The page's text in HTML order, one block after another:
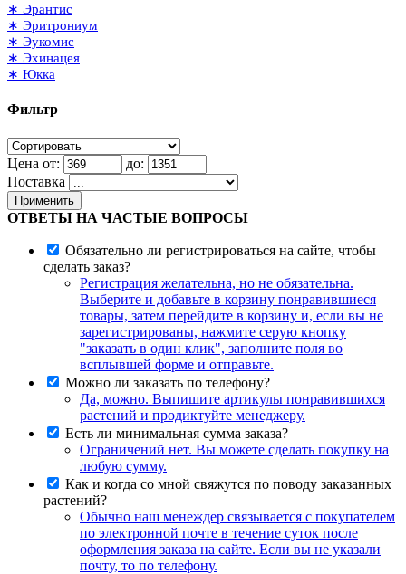
∗ Эрантис
∗ Эритрониум
∗ Эукомис
∗ Эхинацея
∗ Юкка
Фильтр
Цена от:
до:
Поставка
Применить
ОТВЕТЫ НА ЧАСТЫЕ ВОПРОСЫ
Обязательно ли регистрироваться на сайте, чтобы
сделать заказ?
Регистрация желательна, но не обязательна.
Выберите и добавьте в корзину понравившиеся
товары, затем перейдите в корзину и, если вы не
зарегистрированы, нажмите серую кнопку
"заказать в один клик", заполните поля во
всплывшей форме и отправьте.
Можно ли заказать по телефону?
Да, можно. Выпишите артикулы понравившихся
растений и продиктуйте менеджеру.
Есть ли минимальная сумма заказа?
Ограничений нет. Вы можете сделать покупку на
любую сумму.
Как и когда со мной свяжутся по поводу заказанных
растений?
Обычно наш менеждер связывается с покупателем
по электронной почте в течение суток после
оформления заказа на сайте. Если вы не указали
почту, то по телефону.